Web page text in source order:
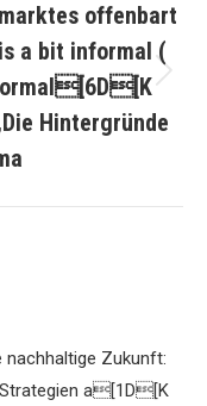
offenbart
a bit informal (
Hintergründe
nachhaltige Zukunft:
a[1D[K